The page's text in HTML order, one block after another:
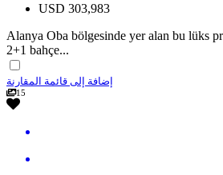
USD 303,983
Alanya Oba bölgesinde yer alan bu lüks
2+1 bahçe...
إضافة إلى قائمة المقارنة
15